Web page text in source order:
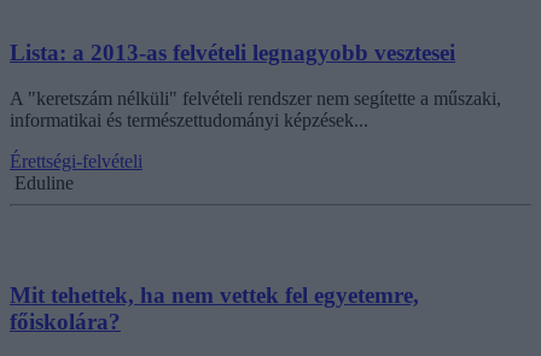
Lista: a 2013-as felvételi legnagyobb vesztesei
A "keretszám nélküli" felvételi rendszer nem segítette a műszaki,
informatikai és természettudományi képzések...
Érettségi-felvételi
Eduline
Mit tehettek, ha nem vettek fel egyetemre,
főiskolára?